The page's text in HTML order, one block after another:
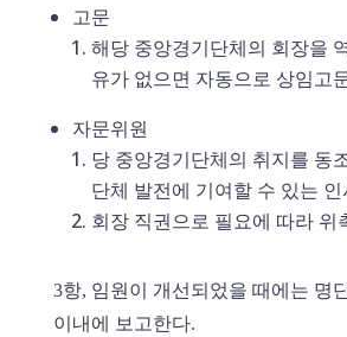
고문
해당 중앙경기단체의 회장을
유가 없으면 자동으로 상임고
자문위원
당 중앙경기단체의 취지를 동
단체 발전에 기여할 수 있는 인
회장 직권으로 필요에 따라 위
3항, 임원이 개선되었을 때에는 명
이내에 보고한다.